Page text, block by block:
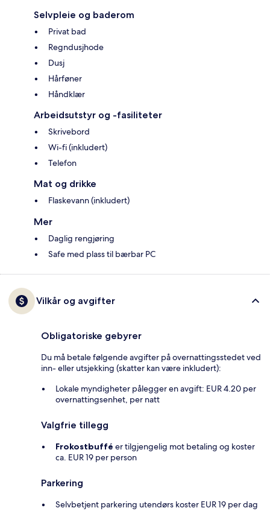
Selvpleie og baderom
Privat bad
Regndusjhode
Dusj
Hårføner
Håndklær
Arbeidsutstyr og -fasiliteter
Skrivebord
Wi-fi (inkludert)
Telefon
Mat og drikke
Flaskevann (inkludert)
Mer
Daglig rengjøring
Safe med plass til bærbar PC
Vilkår og avgifter
Obligatoriske gebyrer
Du må betale følgende avgifter på overnattingsstedet ved
inn- eller utsjekking (skatter kan være inkludert):
Lokale myndigheter pålegger en avgift: EUR 4.20 per
overnattingsenhet, per natt
Valgfrie tillegg
Frokostbuffé er tilgjengelig mot betaling og koster
ca. EUR 19 per person
Parkering
Selvbetjent parkering utendørs koster EUR 19 per dag